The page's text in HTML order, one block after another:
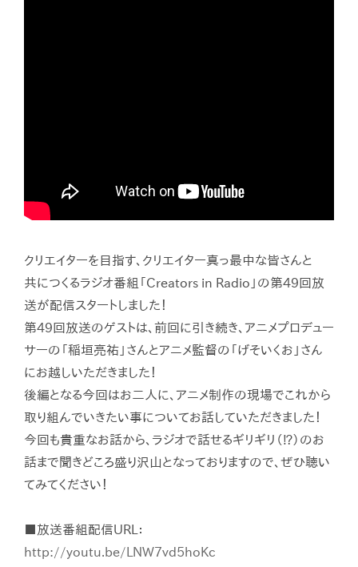
クリエイターを目指す、クリエイター真っ最中な皆さんと
共につくるラジオ番組「Creators in Radio」の第49回放
送が配信スタートしました！
第49回放送のゲストは、前回に引き続き、アニメプロデュー
サーの「稲垣亮祐」さんとアニメ監督の「げそいくお」さん
にお越しいただきました！
後編となる今回はお二人に、アニメ制作の現場でこれから
取り組んでいきたい事についてお話していただきました！
今回も貴重なお話から、ラジオで話せるギリギリ（⁉︎）のお
話まで聞きどころ盛り沢山となっておりますので、ぜひ聴い
てみてください！
■放送番組配信URL：
http://youtu.be/LNW7vd5hoKc